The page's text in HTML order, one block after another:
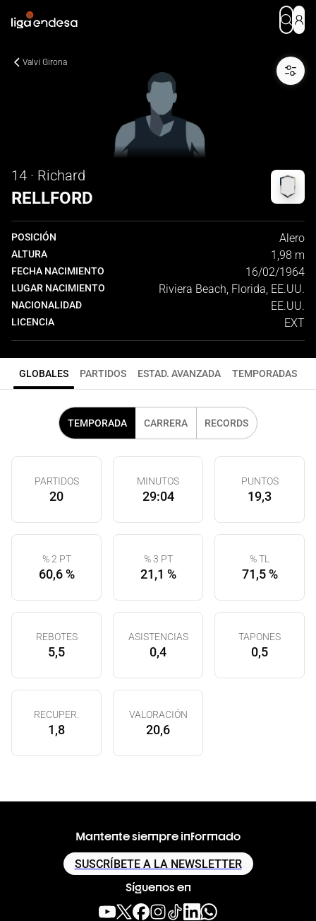
Valvi Girona
14 · Richard
RELLFORD
POSICIÓN Alero
ALTURA 1,98 m
FECHA NACIMIENTO 16/02/1964
LUGAR NACIMIENTO Riviera Beach, Florida, EE.UU.
NACIONALIDAD EE.UU.
LICENCIA EXT
GLOBALES PARTIDOS ESTAD. AVANZADA TEMPORADAS
TEMPORADA CARRERA RECORDS
PARTIDOS
20
MINUTOS
29:04
PUNTOS
19,3
% 2 PT
60,6 %
% 3 PT
21,1 %
% TL
71,5 %
REBOTES
5,5
ASISTENCIAS
0,4
TAPONES
0,5
RECUPER.
1,8
VALORACIÓN
20,6
Mantente siempre informado
SUSCRÍBETE A LA NEWSLETTER
Síguenos en